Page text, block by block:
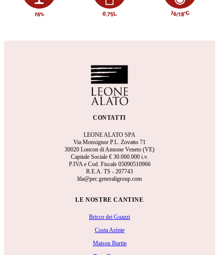
CONTATTI
LEONE ALATO SPA
Via Monsignor P.L. Zovatto 71
30020 Loncon di Annone Veneto (VE)
Capitale Sociale € 30.000.000 i.v.
P.IVA e Cod. Fiscale 05090510966
R.E.A. TS - 207743
ltla@pec.generaligroup.com
LE NOSTRE CANTINE
Bricco dei Guazzi
Costa Arènte
Maison Burtin